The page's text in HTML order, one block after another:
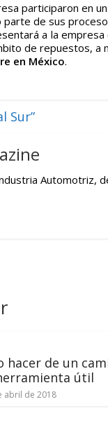
participaron en
de sus
a la empresa
de repuestos, a
en México.
Sur”
Automotriz,
hacer de un
útil
abril de 2018